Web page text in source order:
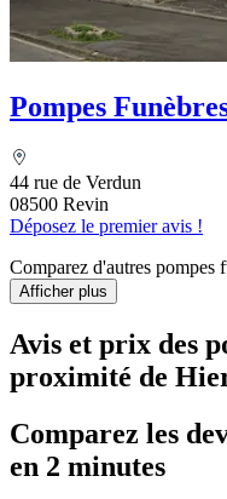
Pompes
44 rue de Verdun
08500 Revin
Déposez le premier avis !
Comparez d'autres pompes
Afficher plus
Avis et prix des
proximité de
Comparez les
en 2 minutes